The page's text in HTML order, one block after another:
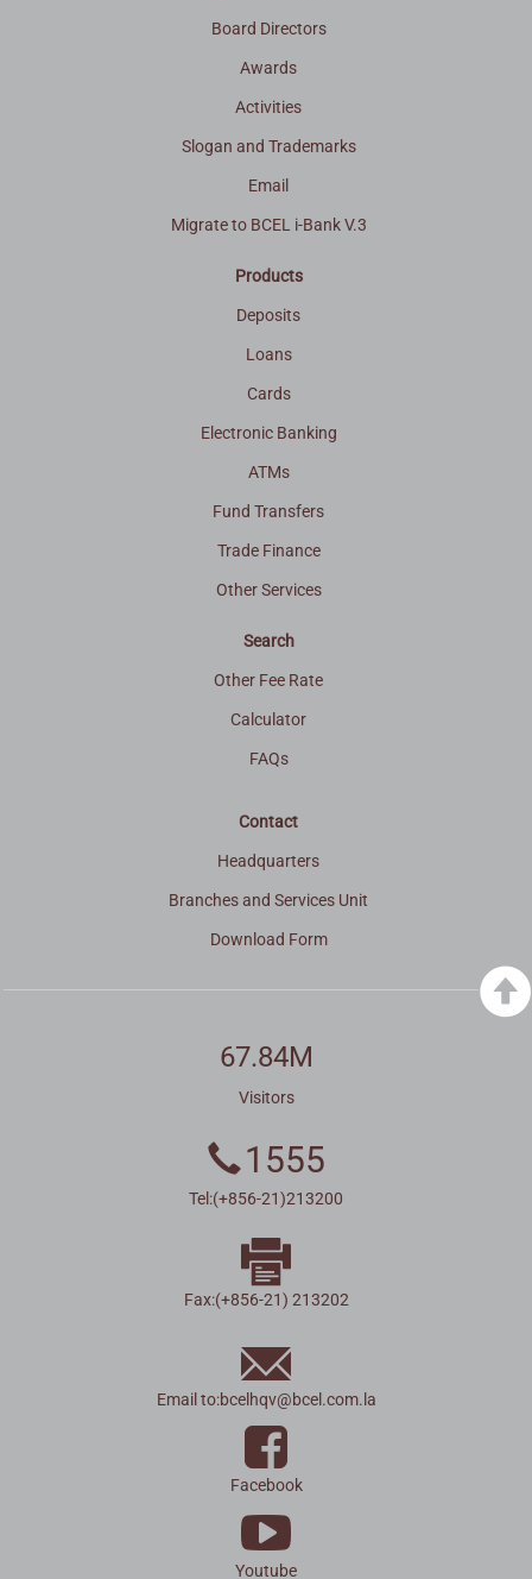
Board Directors
Awards
Activities
Slogan and Trademarks
Email
Migrate to BCEL i-Bank V.3
Products
Deposits
Loans
Cards
Electronic Banking
ATMs
Fund Transfers
Trade Finance
Other Services
Search
Other Fee Rate
Calculator
FAQs
Contact
Headquarters
Branches and Services Unit
Download Form
67.84M
Visitors
1555
Tel:(+856-21)213200
Fax:(+856-21) 213202
Email to:bcelhqv@bcel.com.la
Facebook
Youtube